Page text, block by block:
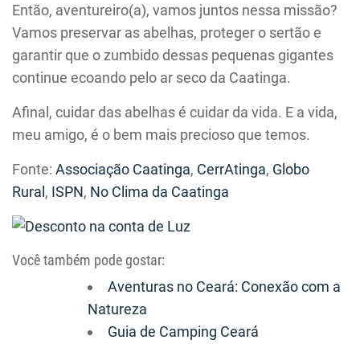
Então, aventureiro(a), vamos juntos nessa missão?
Vamos preservar as abelhas, proteger o sertão e
garantir que o zumbido dessas pequenas gigantes
continue ecoando pelo ar seco da Caatinga.
Afinal, cuidar das abelhas é cuidar da vida. E a vida,
meu amigo, é o bem mais precioso que temos.
Fonte: Associação Caatinga, CerrAtinga, Globo
Rural, ISPN, No Clima da Caatinga
Você também pode gostar:
Aventuras no Ceará: Conexão com a
Natureza
Guia de Camping Ceará